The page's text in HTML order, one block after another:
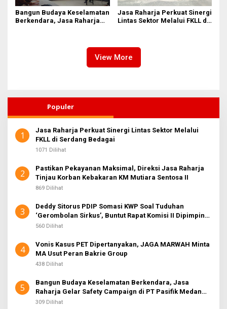
Bangun Budaya Keselamatan
Berkendara, Jasa Raharja
Jasa Raharja Perkuat Sinergi
Lintas Sektor Melalui FKLL di
View More
Populer
1
Jasa Raharja Perkuat Sinergi Lintas Sektor Melalui
FKLL di Serdang Bedagai
1071 Dilihat
2
Pastikan Pekayanan Maksimal, Direksi Jasa Raharja
Tinjau Korban Kebakaran KM Mutiara Sentosa II
869 Dilihat
3
Deddy Sitorus PDIP Somasi KWP Soal Tuduhan
‘Gerombolan Sirkus’, Buntut Rapat Komisi II Dipimpin
Sufmi Dasco Ahmad
560 Dilihat
4
Vonis Kasus PET Dipertanyakan, JAGA MARWAH Minta
MA Usut Peran Bakrie Group
438 Dilihat
5
Bangun Budaya Keselamatan Berkendara, Jasa
Raharja Gelar Safety Campaign di PT Pasifik Medan
Industri
309 Dilihat